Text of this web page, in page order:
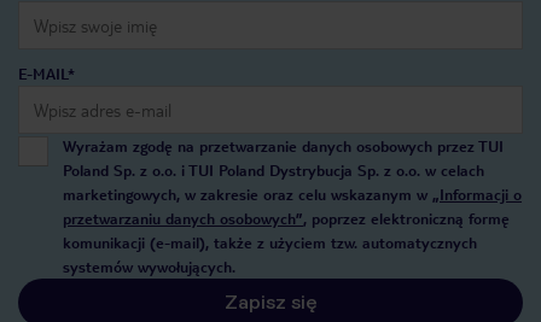
E-MAIL*
Wyrażam zgodę na przetwarzanie danych osobowych przez TUI
Poland Sp. z o.o. i TUI Poland Dystrybucja Sp. z o.o. w celach
marketingowych, w zakresie oraz celu wskazanym w „Informacji o
przetwarzaniu danych osobowych”, poprzez elektroniczną formę
komunikacji (e-mail), także z użyciem tzw. automatycznych
systemów wywołujących.
Zapisz się